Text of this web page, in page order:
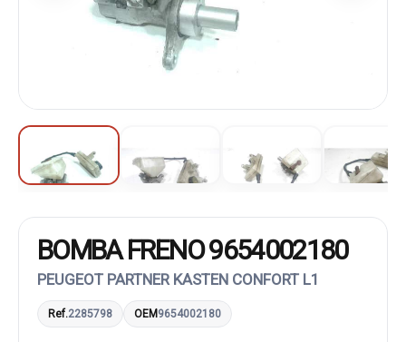
BOMBA FRENO 9654002180
PEUGEOT PARTNER KASTEN CONFORT L1
Ref.2285798 OEM9654002180